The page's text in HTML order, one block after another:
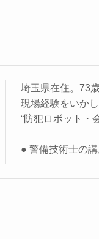
埼玉県在住。73
現場経験をいか
“防犯ロボット・
● 警備技術士の